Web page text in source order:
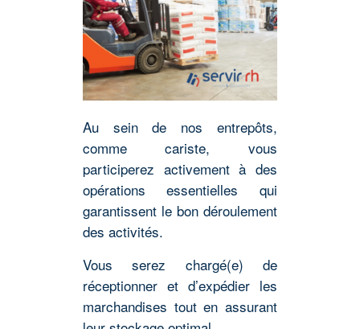
Au sein de nos entrepôts,
comme cariste, vous
participerez activement à des
opérations essentielles qui
garantissent le bon déroulement
des activités.
Vous serez chargé(e) de
réceptionner et d’expédier les
marchandises tout en assurant